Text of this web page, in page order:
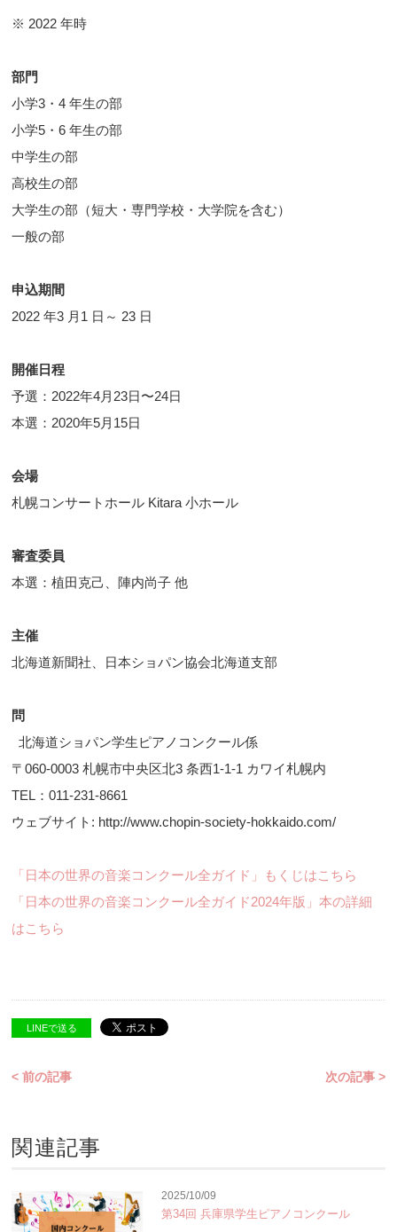
※ 2022 年時
部門
小学3・4 年生の部
小学5・6 年生の部
中学生の部
高校生の部
大学生の部（短大・専門学校・大学院を含む）
一般の部
申込期間
2022 年3 月1 日～ 23 日
開催日程
予選：2022年4月23日〜24日
本選：2020年5月15日
会場
札幌コンサートホール Kitara 小ホール
審査委員
本選：植田克己、陣内尚子 他
主催
北海道新聞社、日本ショパン協会北海道支部
問
北海道ショパン学生ピアノコンクール係
〒060-0003 札幌市中央区北3 条西1-1-1 カワイ札幌内
TEL：011-231-8661
ウェブサイト: http://www.chopin-society-hokkaido.com/
「日本の世界の音楽コンクール全ガイド」もくじはこちら
「日本の世界の音楽コンクール全ガイド2024年版」本の詳細
はこちら
LINEで送る
< 前の記事 次の記事 >
関連記事
2025/10/09
第34回 兵庫県学生ピアノコンクール